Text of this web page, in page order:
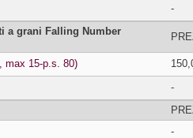
-
a grani Falling Number
max 15-p.s. 80)
-
-